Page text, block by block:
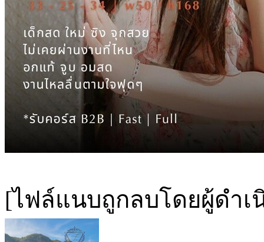
[ไฟล์แนบถูกลบโดยผู้ดำเ